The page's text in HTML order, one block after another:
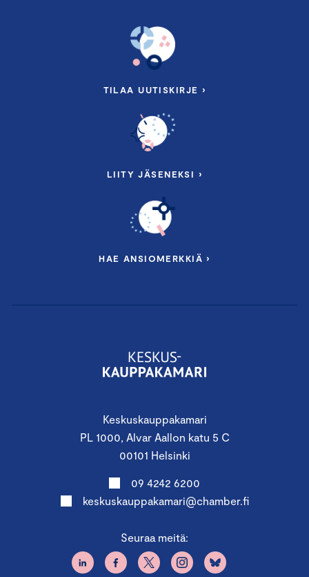
Keskuskauppakamari
PL 1000, Alvar Aallon katu 5 C
00101 Helsinki
09 4242 6200
keskuskauppakamari@chamber.fi
Seuraa meitä:
TILAA UUTISKIRJE ›
LIITY JÄSENEKSI ›
HAE ANSIOMERKKIÄ ›